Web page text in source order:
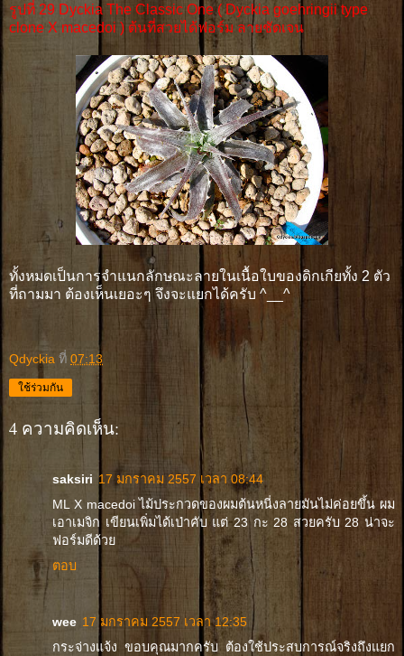
รูปที่ 29 Dyckia The Classic One ( Dyckia goehringii type
clone X macedoi ) ต้นที่สวยได้ฟอร์ม ลายชัดเจน
ทั้งหมดเป็นการจำแนกลักษณะลายในเนื้อใบของดิกเกียทั้ง 2 ตัว
ที่ถามมา ต้องเห็นเยอะๆ จึงจะแยกได้ครับ ^__^
Qdyckia ที่ 07:13
ใช้ร่วมกัน
4 ความคิดเห็น:
saksiri 17 มกราคม 2557 เวลา 08:44
ML X macedoi ไม้ประกวดของผมต้นหนี่งลายมันไม่ค่อยขึ้น ผม
เอาเมจิก เขียนเพิ่มได้เป่าคับ แต่ 23 กะ 28 สวยครับ 28 น่าจะ
ฟอร์มดีด้วย
ตอบ
wee 17 มกราคม 2557 เวลา 12:35
กระจ่างแจ้ง ขอบคุณมากครับ ต้องใช้ประสบการณ์จริงถึงแยก